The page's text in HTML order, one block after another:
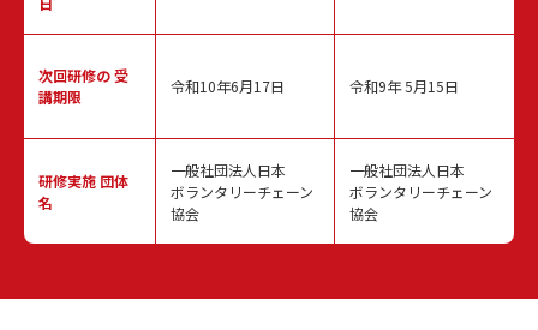
次回研修の受
講期限
研修実施 団体
名
令和10年6月17日
一般社団法人日本
ボランタリーチェーン
協会
令和9年 5月15日
一般社団法人日本
ボランタリーチェーン
協会